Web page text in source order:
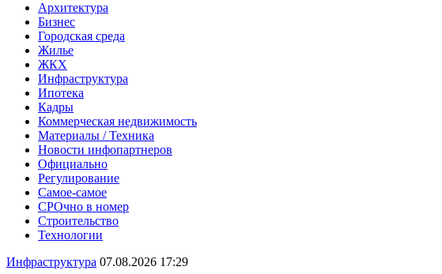
Архитектура
Бизнес
Городская среда
Жилье
ЖКХ
Инфраструктура
Ипотека
Кадры
Коммерческая недвижимость
Материалы / Техника
Новости инфопартнеров
Официально
Регулирование
Самое-самое
СРОчно в номер
Строительство
Технологии
Инфраструктура 07.08.2026 17:29